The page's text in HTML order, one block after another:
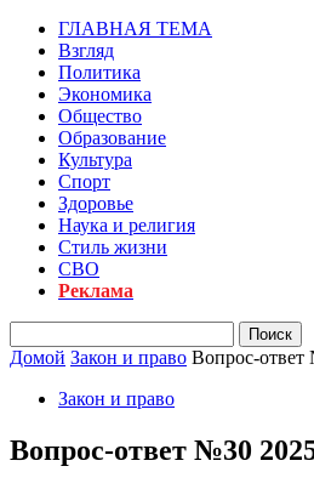
ГЛАВНАЯ ТЕМА
Взгляд
Политика
Экономика
Общество
Образование
Культура
Спорт
Здоровье
Наука и религия
Стиль жизни
СВО
Реклама
Домой Закон и право Вопрос-ответ
Закон и право
Вопрос-ответ №30